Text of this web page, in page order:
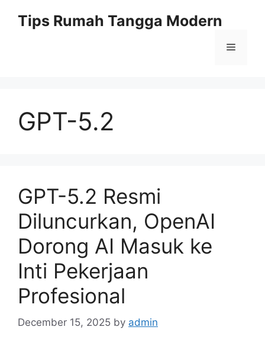
Tips Rumah Tangga Modern
Menu
GPT-5.2
GPT-5.2 Resmi
Diluncurkan, OpenAI
Dorong AI Masuk ke
Inti Pekerjaan
Profesional
December 15, 2025 by admin